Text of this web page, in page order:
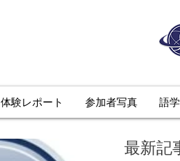
体験レポート 参加者写真 語
最新記